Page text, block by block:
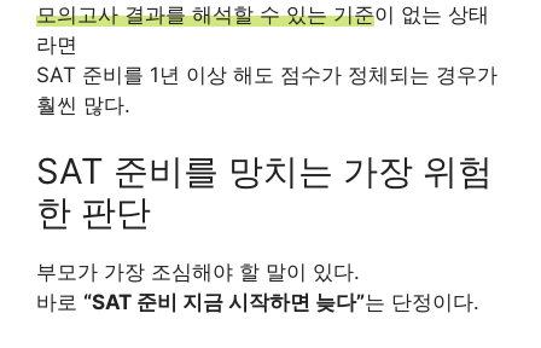
모의고사 결과를 해석할 수 있는 기준이 없는 상태
라면
SAT 준비를 1년 이상 해도 점수가 정체되는 경우가
훨씬 많다.
SAT 준비를 망치는 가장 위험
한 판단
부모가 가장 조심해야 할 말이 있다.
바로 “SAT 준비 지금 시작하면 늦다”는 단정이다.